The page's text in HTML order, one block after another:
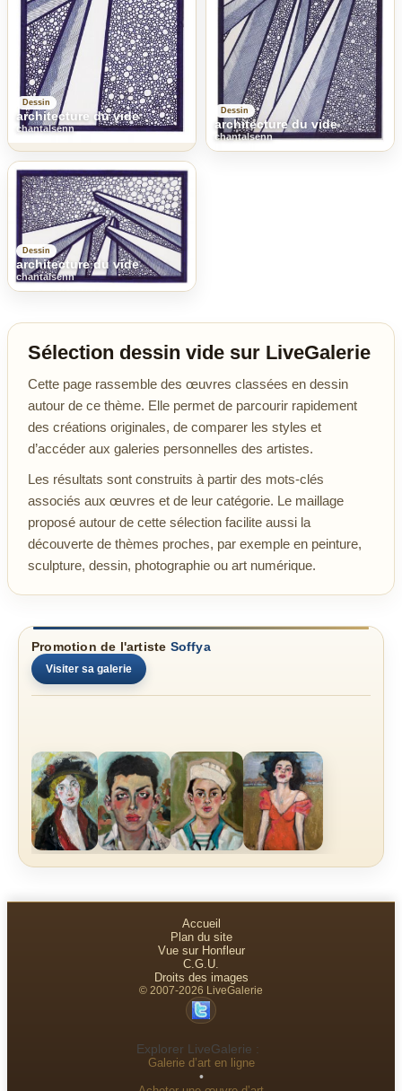
Dessin
architecture du vide
chantalsenn
Dessin
architecture du vide
chantalsenn
Dessin
architecture du vide
chantalsenn
Sélection dessin vide sur LiveGalerie
Cette page rassemble des œuvres classées en dessin
autour de ce thème. Elle permet de parcourir rapidement
des créations originales, de comparer les styles et
d’accéder aux galeries personnelles des artistes.
Les résultats sont construits à partir des mots-clés
associés aux œuvres et de leur catégorie. Le maillage
proposé autour de cette sélection facilite aussi la
découverte de thèmes proches, par exemple en peinture,
sculpture, dessin, photographie ou art numérique.
Promotion de l'artiste Soffya
Visiter sa galerie
Accueil
Plan du site
Vue sur Honfleur
C.G.U.
Droits des images
© 2007-2026 LiveGalerie
Explorer LiveGalerie :
Galerie d’art en ligne
•